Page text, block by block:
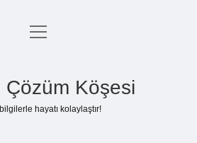
Anasayfa
Yasal Uyarı
menüyü
Çözüm Köşesi
hayatı kolaylaştır!